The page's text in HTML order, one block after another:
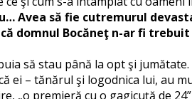
Avea să fie cutremurul
domnul Bocăneţ n-ar fi
să stau până la opt şi
ei – tănărul şi logodnica lui, au
„o premieră cu o gagicuţă de